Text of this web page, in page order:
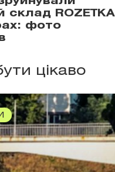
склад ROZETKA
фото
цікаво